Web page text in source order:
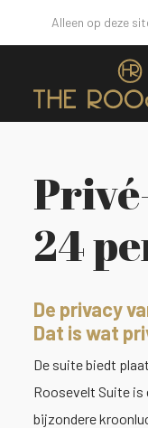
Alleen op deze
24
De privacy
Dat is wat
De suite biedt
Roosevelt Suite is
bijzondere